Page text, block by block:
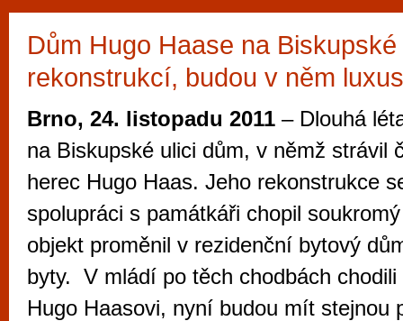
Dům Hugo Haase na
rekonstrukcí, budou v něm
Brno, 24. listopadu 2011 – Dlouhá
na Biskupské ulici dům, v němž strávil
herec Hugo Haas. Jeho rekonstrukce
spolupráci s památkáři chopil
objekt proměnil v rezidenční bytový
byty. V mládí po těch chodbách chodili
Hugo Haasovi, nyní budou mít stejnou
Průvodce
Brně: Od
Brno je
zajímavé
restaurace,
Mimo jiné je ale také místem, kde si
vyzkoušet různé kasinové hry. V
metropoli naleznete širokou nabídku her
po moderní automaty jak pro pravidelné
příležitostné hráče. V...